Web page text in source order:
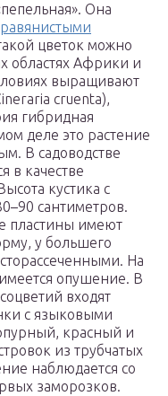
Она
цветок можно
областях Африки и
выращивают
cruenta),
гибридная
деле это растение
В садоводстве
в качестве
кустика с
сантиметров.
пластины имеют
у большего
На
опушение. В
входят
с языковыми
красный и
из трубчатых
наблюдается со
заморозков.